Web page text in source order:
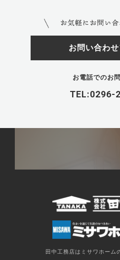
お問い合わ
お電話でのお
TEL:0296-
田中工務店はミサワホーム